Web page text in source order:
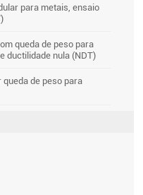
para metais, ensaio
queda de peso para
ductilidade nula (NDT)
de peso para